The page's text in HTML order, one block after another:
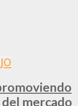
mercado